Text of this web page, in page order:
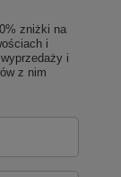
zniżki na
i
i
z nim